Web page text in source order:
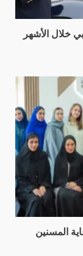
مشروعاً في دبي خلال الأشهر
المسنين